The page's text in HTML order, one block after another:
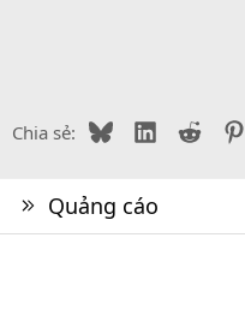
Chia sẻ: BlueskyLinkedIn
Reddit
Quảng cáo